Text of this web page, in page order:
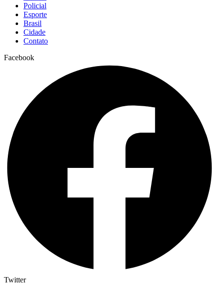
Policial
Esporte
Brasil
Cidade
Contato
Facebook
Twitter